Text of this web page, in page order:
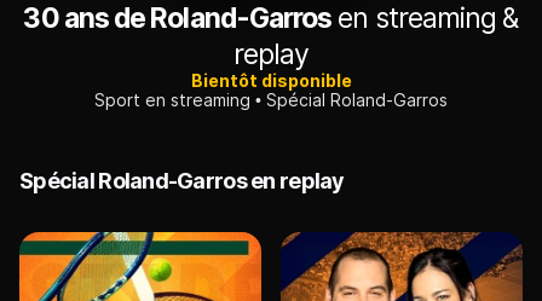
30 ans de Roland-Garros en streaming &
replay
Bientôt disponible
Sport en streaming
Spécial Roland-Garros
Spécial Roland-Garros en replay